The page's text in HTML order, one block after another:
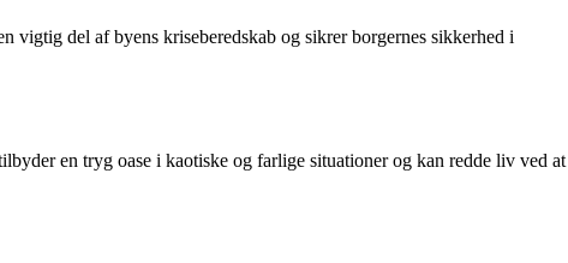
vigtig del af byens kriseberedskab og sikrer borgernes sikkerhed i
en tryg oase i kaotiske og farlige situationer og kan redde liv ved at